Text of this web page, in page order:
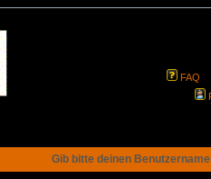
FAQ
Gib bitte deinen